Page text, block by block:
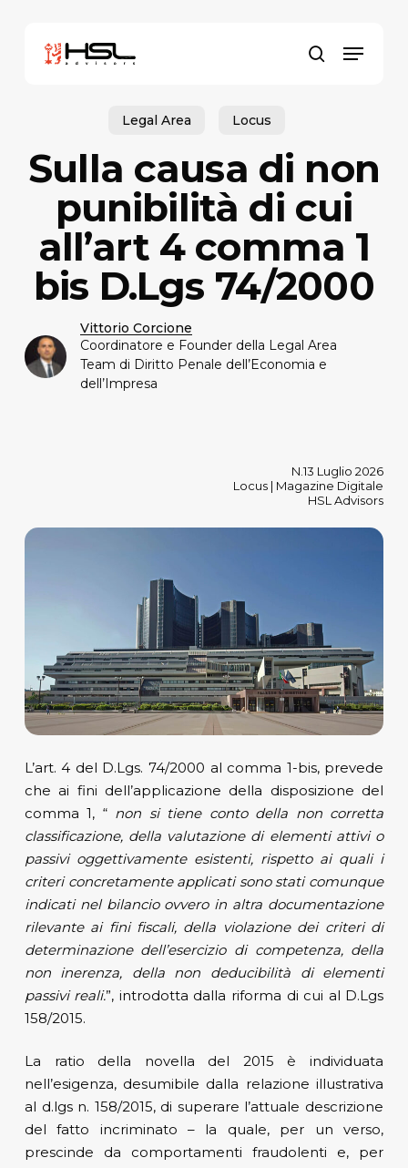
search
Menu
Legal Area Locus
Sulla causa di non
punibilità di cui
all’art 4 comma 1
bis D.Lgs 74/2000
Vittorio Corcione
N.13 Luglio 2026
Locus | Magazine Digitale
HSL Advisors
L’art. 4 del D.Lgs. 74/2000 al comma 1-bis, prevede
che ai fini dell’applicazione della disposizione del
comma 1, “ non si tiene conto della non corretta
classificazione, della valutazione di elementi attivi o
passivi oggettivamente esistenti, rispetto ai quali i
criteri concretamente applicati sono stati comunque
indicati nel bilancio ovvero in altra documentazione
rilevante ai fini fiscali, della violazione dei criteri di
determinazione dell’esercizio di competenza, della
non inerenza, della non deducibilità di elementi
passivi reali.”, introdotta dalla riforma di cui al D.Lgs
158/2015.
La ratio della novella del 2015 è individuata
nell’esigenza, desumibile dalla relazione illustrativa
al d.lgs n. 158/2015, di superare l’attuale descrizione
del fatto incriminato – la quale, per un verso,
prescinde da comportamenti fraudolenti e, per